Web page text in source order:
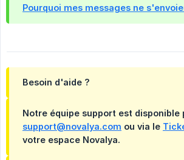
Pourquoi mes messages ne
Besoin d'aide ?
Notre équipe support est disponible
support@novalya.com ou via le
votre espace Novalya.